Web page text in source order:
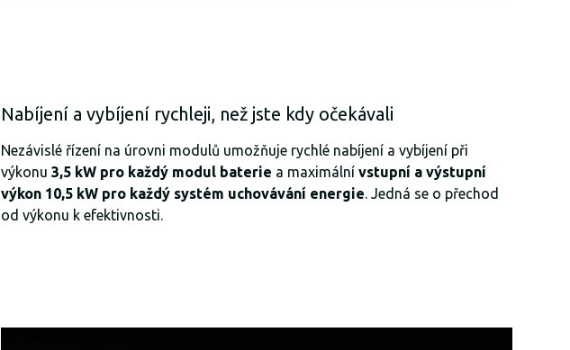
Nabíjení a vybíjení rychleji, než jste kdy očekávali
Nezávislé řízení na úrovni modulů umožňuje rychlé nabíjení a vybíjení při
výkonu 3,5 kW pro každý modul baterie a maximální vstupní a výstupní
výkon 10,5 kW pro každý systém uchovávání energie. Jedná se o přechod
od výkonu k efektivnosti.